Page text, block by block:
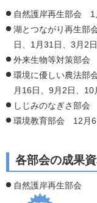
自然護岸再生部会 1
湖とつながり再生部
日、1月31日、3月2日
外来生物等対策部会
環境に優しい農法部
月16日、9月2日、
しじみのなぎさ部
環境教育部会 12月6
各部会の成果
自然護岸再生部会